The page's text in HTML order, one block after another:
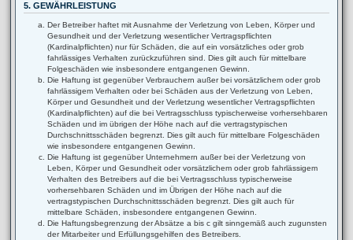
5. GEWÄHRLEISTUNG
Der Betreiber haftet mit Ausnahme der Verletzung von Leben, Körper und
Gesundheit und der Verletzung wesentlicher Vertragspflichten
(Kardinalpflichten) nur für Schäden, die auf ein vorsätzliches oder grob
fahrlässiges Verhalten zurückzuführen sind. Dies gilt auch für mittelbare
Folgeschäden wie insbesondere entgangenen Gewinn.
Die Haftung ist gegenüber Verbrauchern außer bei vorsätzlichem oder grob
fahrlässigem Verhalten oder bei Schäden aus der Verletzung von Leben,
Körper und Gesundheit und der Verletzung wesentlicher Vertragspflichten
(Kardinalpflichten) auf die bei Vertragsschluss typischerweise vorhersehbaren
Schäden und im übrigen der Höhe nach auf die vertragstypischen
Durchschnittsschäden begrenzt. Dies gilt auch für mittelbare Folgeschäden
wie insbesondere entgangenen Gewinn.
Die Haftung ist gegenüber Unternehmern außer bei der Verletzung von
Leben, Körper und Gesundheit oder vorsätzlichem oder grob fahrlässigem
Verhalten des Betreibers auf die bei Vertragsschluss typischerweise
vorhersehbaren Schäden und im Übrigen der Höhe nach auf die
vertragstypischen Durchschnittsschäden begrenzt. Dies gilt auch für
mittelbare Schäden, insbesondere entgangenen Gewinn.
Die Haftungsbegrenzung der Absätze a bis c gilt sinngemäß auch zugunsten
der Mitarbeiter und Erfüllungsgehilfen des Betreibers.